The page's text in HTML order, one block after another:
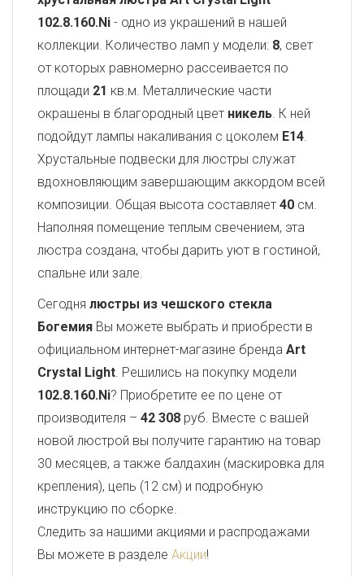
102.8.160.Ni - одно из украшений в нашей
коллекции. Количество ламп у модели: 8, свет
от которых равномерно рассеивается по
площади 21 кв.м. Металлические части
окрашены в благородный цвет никель. К ней
подойдут лампы накаливания с цоколем E14.
Хрустальные подвески для люстры служат
вдохновляющим завершающим аккордом всей
композиции. Общая высота составляет 40 см.
Наполняя помещение теплым свечением, эта
люстра создана, чтобы дарить уют в гостиной,
спальне или зале.
Сегодня люстры из чешского стекла
Богемия Вы можете выбрать и приобрести в
официальном интернет-магазине бренда Art
Crystal Light. Решились на покупку модели
102.8.160.Ni? Приобретите ее по цене от
производителя – 42 308 руб. Вместе с вашей
новой люстрой вы получите гарантию на товар
30 месяцев, а также балдахин (маскировка для
крепления), цепь (12 см) и подробную
инструкцию по сборке.
Следить за нашими акциями и распродажами
Вы можете в разделе Акции!